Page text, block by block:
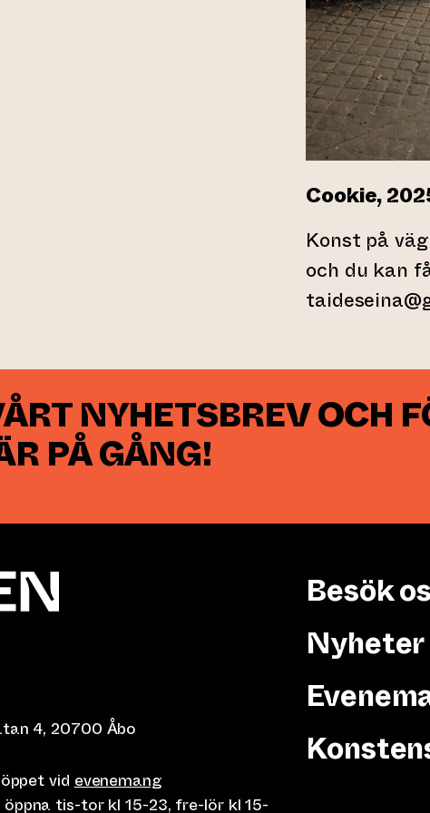
Cookie,
Konst på
och du kan
NYHETSBREV OCH
PÅ GÅNG!
4, 20700 Åbo
vid evenemang
tis-tor kl 15-23, fre-lör kl 15-
Besök
Nyheter